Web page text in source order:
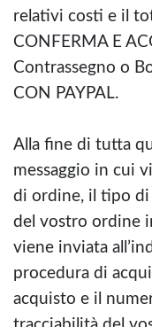
relativi costi e il
CONFERMA E
Contrassegno o
CON PAYPAL.
Alla fine di tutta
messaggio in cui
di ordine, il tipo di
del vostro ordine
viene inviata
procedura di
acquisto e il